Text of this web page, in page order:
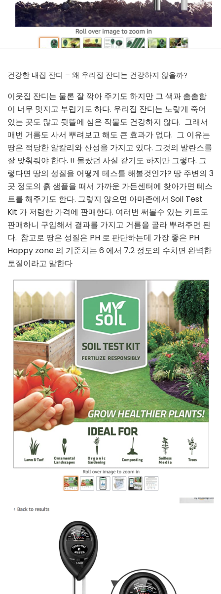
건강한 내집 잔디 – 왜 우리집 잔디는 건강하지 않을까?
이웃집 잔디는 물론 잘 깍아 주기도 하지만 그 색과 촘촘함
이 너무 멋지고 부럽기도 하다. 우리집 잔디는 노랗게 죽어
있는 곳도 많고 뒷뜰에 심은 작물도 건강하지 않다. 그래서
매번 거름도 사서 뿌려보고 해도 큰 효과가 없다. 그 이유는
땅은 적당한 알칼리와 산성을 가지고 있다. 그것의 발란스를
잘 맞춰줘야 한다. !! 몰랐던 사실 같기도 하지만 그렇다. 그
렇다면 땅의 성질을 어떻게 테스틀 해볼것인가? 땅 주변의 3
곳 정도의 흙 샘플을 떠서 가까운 가든센터에 찾아가면 테스
트를 해주기도 한다. 그렇지 않으면 아마존에서 Soil Test
Kit 가 저렴한 가격에 판매한다. 여러번 써볼수 있는 키트도
판매하니 구입해서 결과를 가지고 거름을 골라 뿌려주면 된
다. 참고로 땅은 성질은 PH 로 판단하는데 가장 좋은 PH
Happy zone 의 기준치는 6 에서 7.2 정도의 수치면 완벽한
토질이라고 말한다